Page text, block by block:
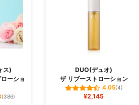
ス)
ーショ
(386)
DUO(デュオ)
ザ リブーストローション
4.05(4)
¥2,145